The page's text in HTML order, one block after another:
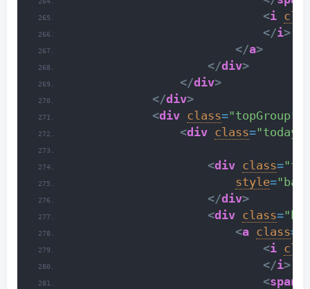
<i
</i>
</a>
</div>
</div>
</div>
<div class="topGroup"
<div class=
<div class=
style=
</div>
<div class=
<a class=
<i
</i>
<span